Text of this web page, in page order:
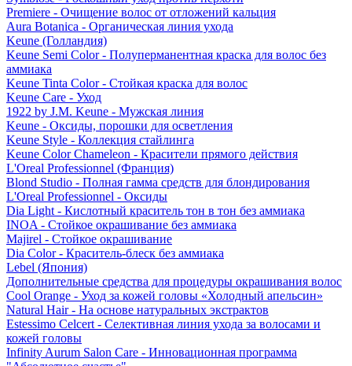
Premiere - Очищение волос от отложений кальция
Aura Botanica - Органическая линия ухода
Keune (Голландия)
Keune Semi Color - Полуперманентная краска для волос без
аммиака
Keune Tinta Color - Стойкая краска для волос
Keune Care - Уход
1922 by J.M. Keune - Мужская линия
Keune - Оксиды, порошки для осветления
Keune Style - Коллекция стайлинга
Keune Color Chameleon - Красители прямого действия
L'Oreal Professionnel (Франция)
Blond Studio - Полная гамма средств для блондирования
L'Oreal Professionnel - Оксиды
Dia Light - Кислотный краситель тон в тон без аммиака
INOA - Стойкое окрашивание без аммиака
Majirel - Стойкое окрашивание
Dia Color - Краситель-блеск без аммиака
Lebel (Япония)
Дополнительные средства для процедуры окрашивания волос
Cool Orange - Уход за кожей головы «Холодный апельсин»
Natural Hair - На основе натуральных экстрактов
Estessimo Celcert - Селективная линия ухода за волосами и
кожей головы
Infinity Aurum Salon Care - Инновационная программа